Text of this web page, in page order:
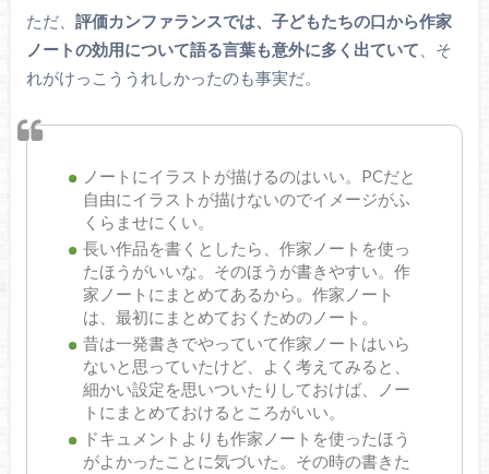
ただ、 評価カンファランスでは、子どもたちの口から作家
ノートの効用について語る言葉も意外に多く出ていて 、そ
れがけっこううれしかったのも事実だ。
ノートにイラストが描けるのはいい。PCだと
自由にイラストが描けないのでイメージがふ
くらませにくい。
長い作品を書くとしたら、作家ノートを使っ
たほうがいいな。そのほうが書きやすい。作
家ノートにまとめてあるから。作家ノート
は、最初にまとめておくためのノート。
昔は一発書きでやっていて作家ノートはいら
ないと思っていたけど、よく考えてみると、
細かい設定を思いついたりしておけば、ノー
トにまとめておけるところがいい。
ドキュメントよりも作家ノートを使ったほう
がよかったことに気づいた。その時の書きた